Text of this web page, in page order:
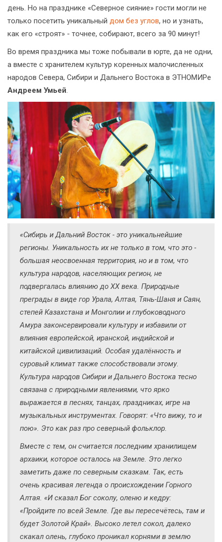
день. Но на празднике «Северное сияние» гости могли не
только посетить уникальный дом без углов, но и узнать,
как его «строят» - точнее, собирают, всего за 90 минут!
Во время праздника мы тоже побывали в юрте, да не одни,
а вместе с хранителем культур коренных малочисленных
народов Севера, Сибири и Дальнего Востока в ЭТНОМИРе
Андреем Умьей.
«Сибирь и Дальний Восток - это уникальнейшие
регионы. Уникальность их не только в том, что это -
большая неосвоенная территория, но и в том, что
культура народов, населяющих регион, не
подвергалась влиянию до ХХ века. Природные
преграды в виде гор Урала, Алтая, Тянь-Шаня и Саян,
степей Казахстана и Монголии и глубоководного
Амура законсервировали культуру и избавили от
влияния европейской, иранской, индийской и
китайской цивилизаций. Особая удалённость и
суровый климат также способствовали этому.
Культура народов Сибири и Дальнего Востока тесно
связана с природными явлениями, что ярко
выражается в песнях, танцах, праздниках, игре на
музыкальных инструментах. Говорят: «Что вижу, то и
пою». Это как раз про северный фольклор.
Вместе с тем, он считается последним хранилищем
архаики, которое осталось на Земле. Это легко
заметить даже по северным сказкам. Так, есть
очень красивая легенда о происхождении Горного
Алтая. «И сказал Бог соколу, оленю и кедру:
«Пройдите по всей Земле. Где вы пересечётесь, там и
будет Золотой Край». Высоко летел сокол, далеко
скакал олень, глубоко проникал корнями в землю